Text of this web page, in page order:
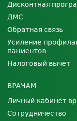
Дисконтная
ДМС
Обратная связь
Усиление
пациентов
Налоговый вычет
ВРАЧАМ
Личный кабинет
Сотрудничество